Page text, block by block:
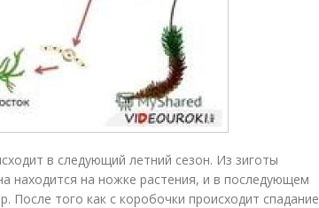
в следующий летний сезон. Из зиготы
находится на ножке растения, и в последующем
После того как с коробочки происходит спадание